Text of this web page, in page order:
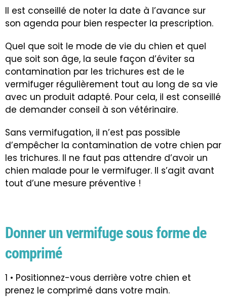
Il est conseillé de noter la date à l’avance sur
son agenda pour bien respecter la prescription.
Quel que soit le mode de vie du chien et quel
que soit son âge, la seule façon d’éviter sa
contamination par les trichures est de le
vermifuger régulièrement tout au long de sa vie
avec un produit adapté. Pour cela, il est conseillé
de demander conseil à son vétérinaire.
Sans vermifugation, il n’est pas possible
d’empêcher la contamination de votre chien par
les trichures. Il ne faut pas attendre d’avoir un
chien malade pour le vermifuger. Il s’agit avant
tout d’une mesure préventive !
Donner un vermifuge sous forme de
comprimé
1 • Positionnez-vous derrière votre chien et
prenez le comprimé dans votre main.